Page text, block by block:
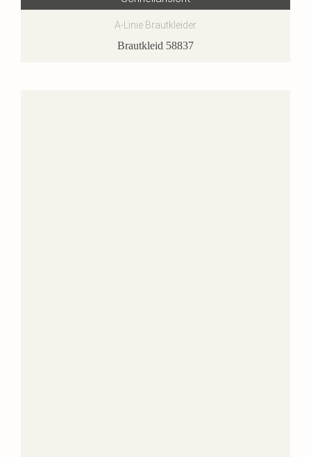
A-Linie Brautkleider
Brautkleid 58837